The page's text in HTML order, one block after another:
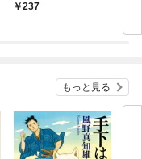
ンスターのミスコン無
237
もっと見る